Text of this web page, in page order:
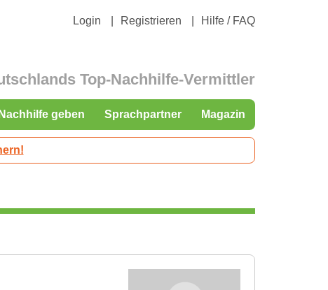
Login Registrieren Hilfe / FAQ
Top-Nachhilfe-Vermittler
Nachhilfe geben Sprachpartner Magazin